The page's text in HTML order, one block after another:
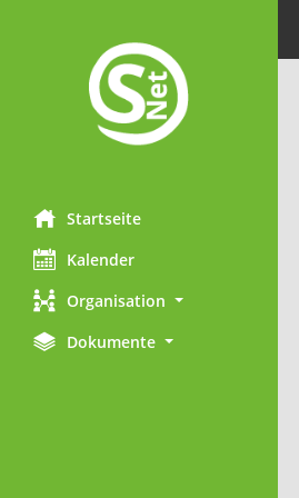
Startseite
Kalender
Organisation
Dokumente